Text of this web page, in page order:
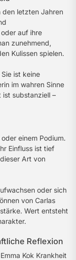
den letzten Jahren
auf ihre
zunehmend,
Kulissen spielen.
ist keine
im wahren Sinne
substanziell –
einem Podium.
Einfluss ist tief
Art von
oder sich
von Carlas
Wert entsteht
Reflexion
Kok Krankheit